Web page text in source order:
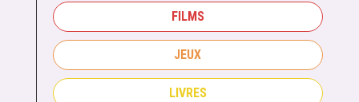
FILMS
JEUX
LIVRES